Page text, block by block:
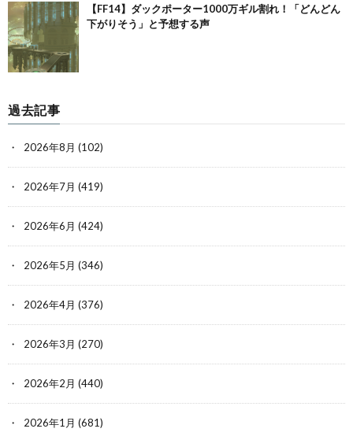
【FF14】ダックポーター1000万ギル割れ！「どんどん
下がりそう」と予想する声
過去記事
2026年8月 (102)
2026年7月 (419)
2026年6月 (424)
2026年5月 (346)
2026年4月 (376)
2026年3月 (270)
2026年2月 (440)
2026年1月 (681)